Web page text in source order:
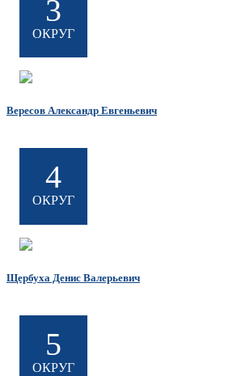
3
ОКРУГ
Вересов Александр Евгеньевич
4
ОКРУГ
Щербуха Денис Валерьевич
5
ОКРУГ